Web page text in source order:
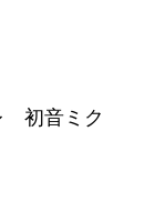
初音ミク